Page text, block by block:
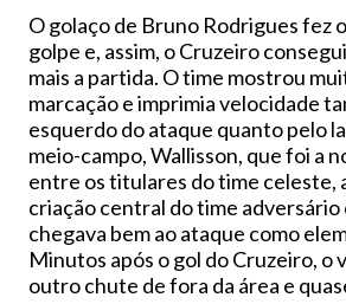
O golaço de Bruno Rodrigues fez
golpe e, assim, o Cruzeiro
mais a partida. O time mostrou
marcação e imprimia velocidade
esquerdo do ataque quanto pelo
meio-campo, Wallisson, que foi a
entre os titulares do time celeste,
criação central do time adversário
chegava bem ao ataque como
Minutos após o gol do Cruzeiro, o
outro chute de fora da área e